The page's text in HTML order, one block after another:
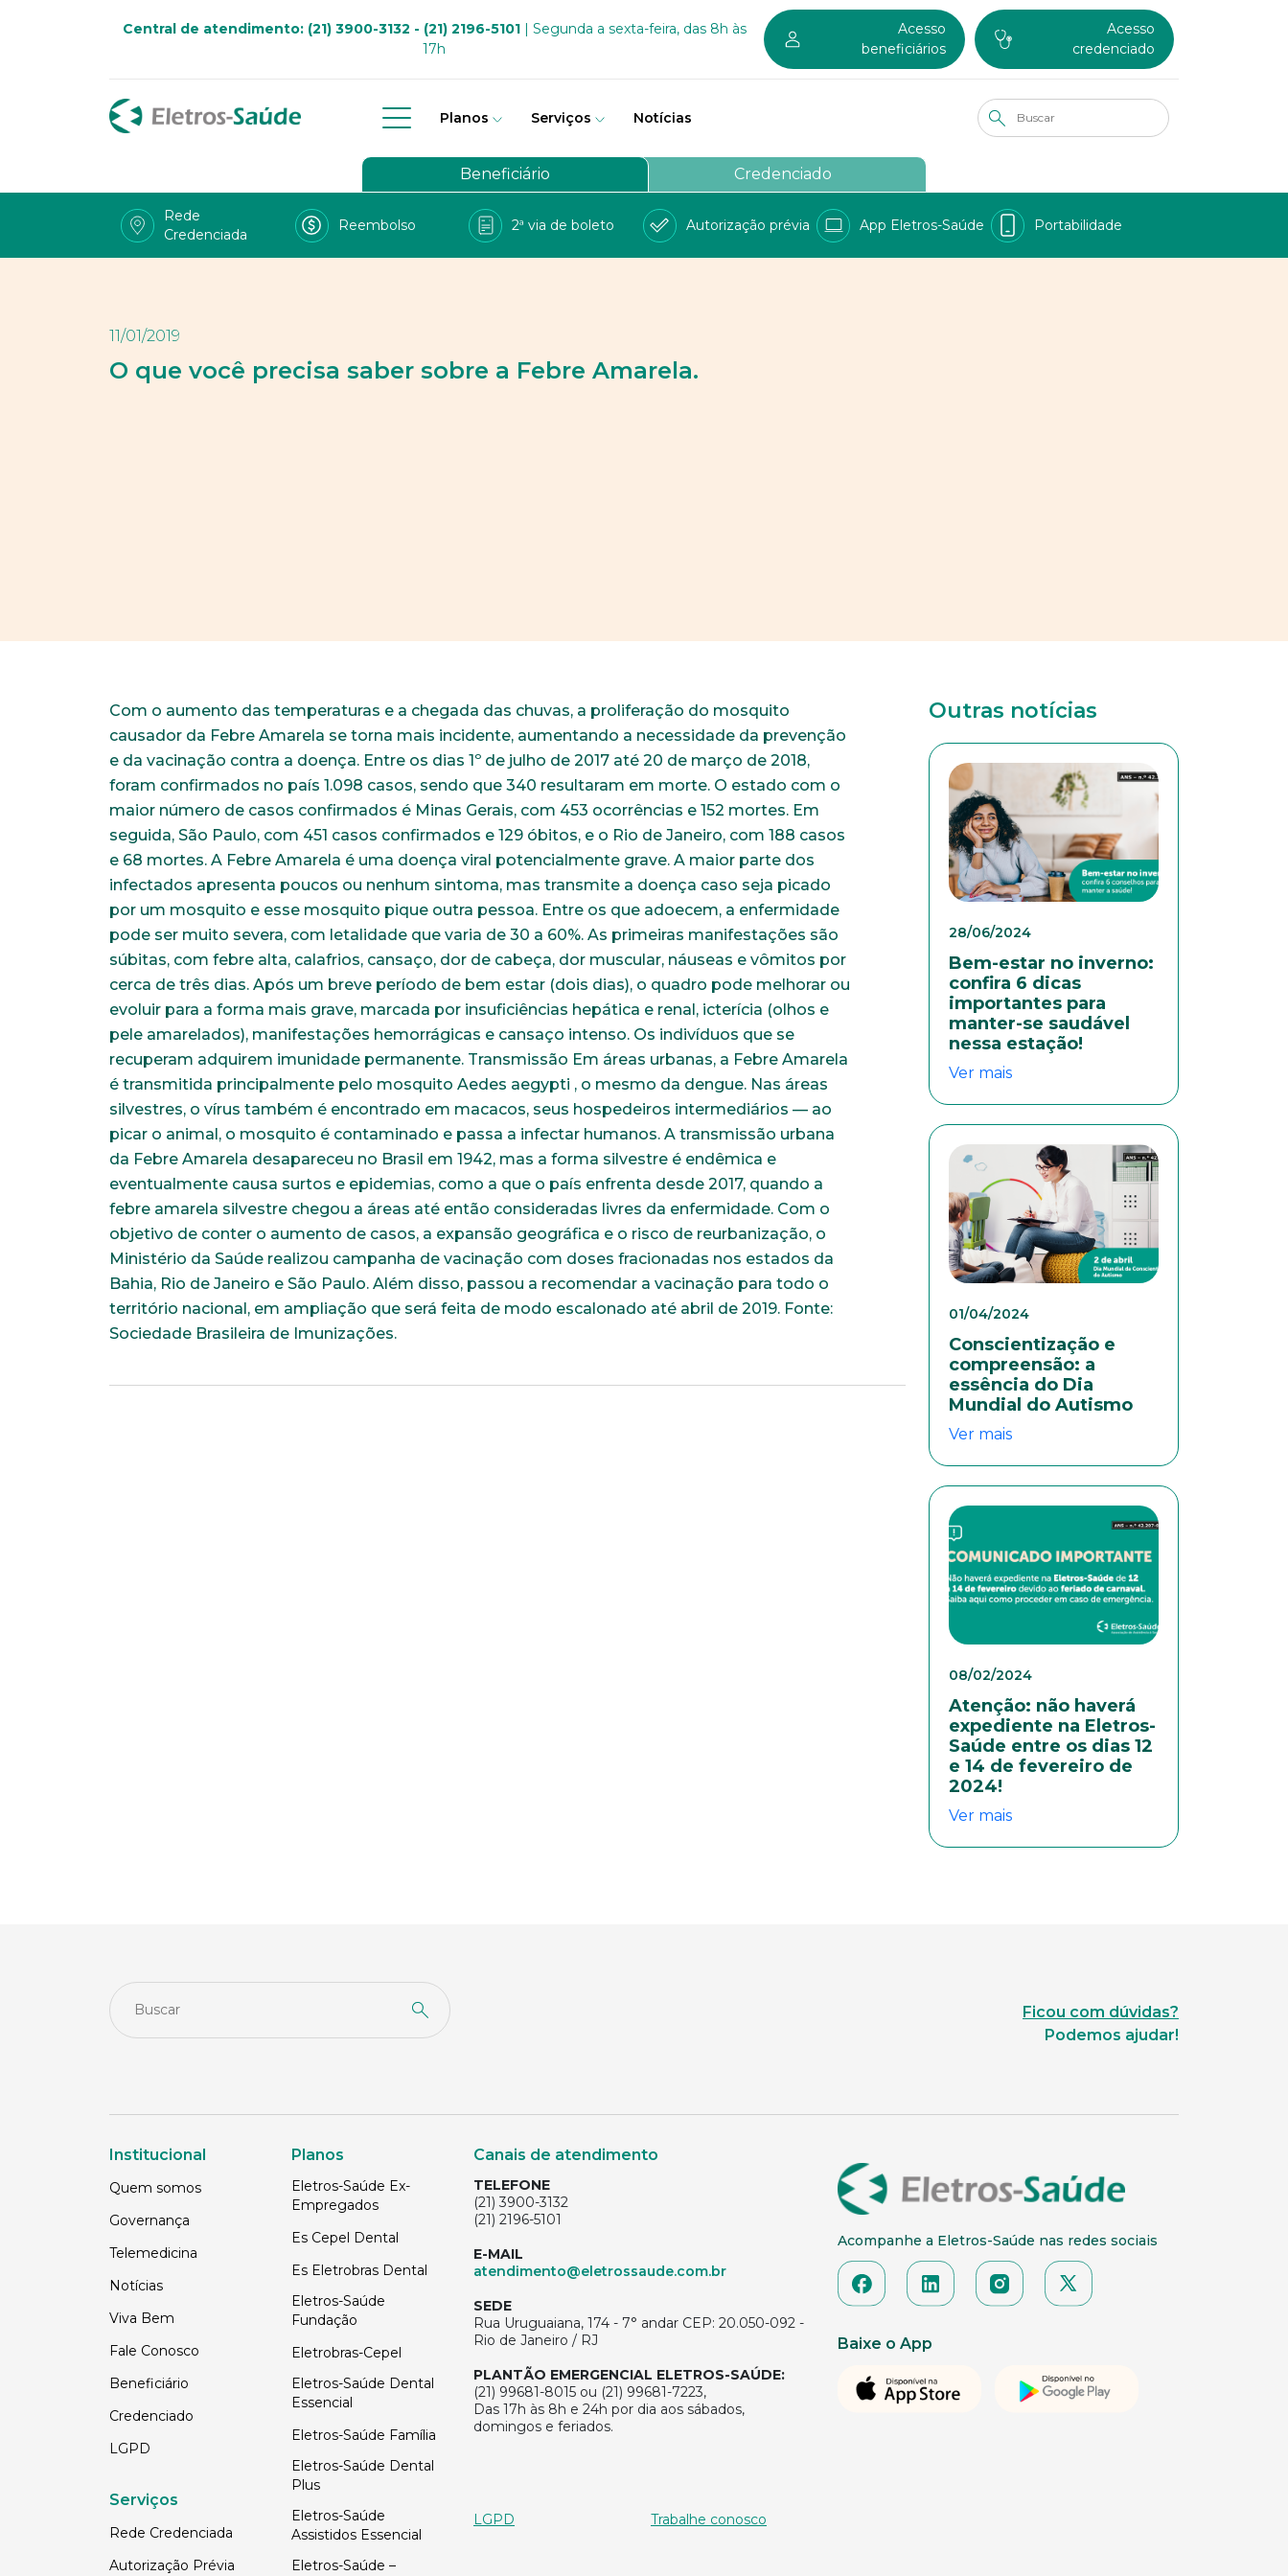
Central de atendimento: (21) 3900-3132 - (21) 2196-5101| Segunda a sexta-feira, das 8h às
17h
Acesso
beneficiários
Acesso
credenciado
Planos Serviços Notícias
Quem somos
Governança
Viva Bem
Beneficiário Credenciado
Rede
Credenciada
Reembolso 2ª via de boleto Autorização prévia App Eletros-Saúde Portabilidade
11/01/2019
O que você precisa saber sobre a Febre Amarela.
Com o aumento das temperaturas e a chegada das chuvas, a proliferação do mosquito
causador da Febre Amarela se torna mais incidente, aumentando a necessidade da prevenção
e da vacinação contra a doença. Entre os dias 1º de julho de 2017 até 20 de março de 2018,
foram confirmados no país 1.098 casos, sendo que 340 resultaram em morte. O estado com o
maior número de casos confirmados é Minas Gerais, com 453 ocorrências e 152 mortes. Em
seguida, São Paulo, com 451 casos confirmados e 129 óbitos, e o Rio de Janeiro, com 188 casos
e 68 mortes. A Febre Amarela é uma doença viral potencialmente grave. A maior parte dos
infectados apresenta poucos ou nenhum sintoma, mas transmite a doença caso seja picado
por um mosquito e esse mosquito pique outra pessoa. Entre os que adoecem, a enfermidade
pode ser muito severa, com letalidade que varia de 30 a 60%. As primeiras manifestações são
súbitas, com febre alta, calafrios, cansaço, dor de cabeça, dor muscular, náuseas e vômitos por
cerca de três dias. Após um breve período de bem estar (dois dias), o quadro pode melhorar ou
evoluir para a forma mais grave, marcada por insuficiências hepática e renal, icterícia (olhos e
pele amarelados), manifestações hemorrágicas e cansaço intenso. Os indivíduos que se
recuperam adquirem imunidade permanente. Transmissão Em áreas urbanas, a Febre Amarela
é transmitida principalmente pelo mosquito Aedes aegypti , o mesmo da dengue. Nas áreas
silvestres, o vírus também é encontrado em macacos, seus hospedeiros intermediários — ao
picar o animal, o mosquito é contaminado e passa a infectar humanos. A transmissão urbana
da Febre Amarela desapareceu no Brasil em 1942, mas a forma silvestre é endêmica e
eventualmente causa surtos e epidemias, como a que o país enfrenta desde 2017, quando a
febre amarela silvestre chegou a áreas até então consideradas livres da enfermidade. Com o
objetivo de conter o aumento de casos, a expansão geográfica e o risco de reurbanização, o
Ministério da Saúde realizou campanha de vacinação com doses fracionadas nos estados da
Bahia, Rio de Janeiro e São Paulo. Além disso, passou a recomendar a vacinação para todo o
território nacional, em ampliação que será feita de modo escalonado até abril de 2019. Fonte:
Sociedade Brasileira de Imunizações.
Outras notícias
28/06/2024
Bem-estar no inverno:
confira 6 dicas
importantes para
manter-se saudável
nessa estação!
Ver mais
01/04/2024
Conscientização e
compreensão: a
essência do Dia
Mundial do Autismo
Ver mais
08/02/2024
Atenção: não haverá
expediente na Eletros-
Saúde entre os dias 12
e 14 de fevereiro de
2024!
Ver mais
Ficou com dúvidas?
Podemos ajudar!
Institucional
Quem somos
Governança
Telemedicina
Notícias
Viva Bem
Fale Conosco
Beneficiário
Credenciado
LGPD
Serviços
Rede Credenciada
Autorização Prévia
Planos
Eletros-Saúde Ex-
Empregados
Es Cepel Dental
Es Eletrobras Dental
Eletros-Saúde
Fundação
Eletrobras-Cepel
Eletros-Saúde Dental
Essencial
Eletros-Saúde Família
Eletros-Saúde Dental
Plus
Eletros-Saúde
Assistidos Essencial
Eletros-Saúde –
Canais de atendimento
TELEFONE
(21) 3900-3132
(21) 2196-5101
E-MAIL
atendimento@eletrossaude.com.br
SEDE
Rua Uruguaiana, 174 - 7° andar CEP: 20.050-092 -
Rio de Janeiro / RJ
PLANTÃO EMERGENCIAL ELETROS-SAÚDE:
(21) 99681-8015 ou (21) 99681-7223,
Das 17h às 8h e 24h por dia aos sábados,
domingos e feriados.
LGPD Trabalhe conosco
Acompanhe a Eletros-Saúde nas redes sociais
Baixe o App
Trabalhe conosco
Faça parte de uma instituição sólida, ética e comprometida com o bem-estar dos seus colaboradores. Preencha
todos os dados abaixo e anexe seu currículo.
*Campos obrigatórios